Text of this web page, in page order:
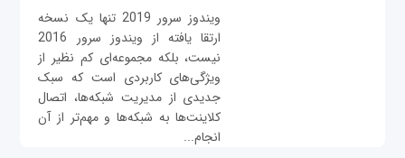
ویندوز سرور 2019 تنها یک نسخه
ارتقا یافته از ویندوز سرور 2016
نیست، بلکه مجموعه‌ای کم نظیر از
ویژگی‌های کاربردی است که سبک
جدیدی از مدیریت شبکه‌ها، اتصال
کلاینت‌ها به شبکه‌ها و مهم‌تر از آن
انجام...